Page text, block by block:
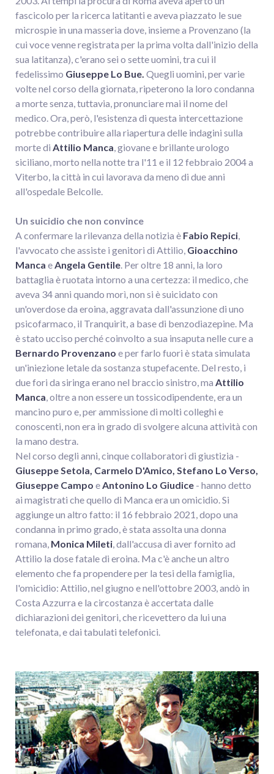
fascicolo per la ricerca latitanti e aveva piazzato le sue
microspie in una masseria dove, insieme a Provenzano (la
cui voce venne registrata per la prima volta dall'inizio della
sua latitanza), c'erano sei o sette uomini, tra cui il
fedelissimo Giuseppe Lo Bue. Quegli uomini, per varie
volte nel corso della giornata, ripeterono la loro condanna
a morte senza, tuttavia, pronunciare mai il nome del
medico. Ora, però, l'esistenza di questa intercettazione
potrebbe contribuire alla riapertura delle indagini sulla
morte di Attilio Manca, giovane e brillante urologo
siciliano, morto nella notte tra l'11 e il 12 febbraio 2004 a
Viterbo, la città in cui lavorava da meno di due anni
all'ospedale Belcolle.
Un suicidio che non convince
A confermare la rilevanza della notizia è Fabio Repici,
l'avvocato che assiste i genitori di Attilio, Gioacchino
Manca eAngela Gentile. Per oltre 18 anni, la loro
battaglia è ruotata intorno a una certezza: il medico, che
aveva 34 anni quando morì, non si è suicidato con
un'overdose da eroina, aggravata dall'assunzione di uno
psicofarmaco, il Tranquirit, a base di benzodiazepine. Ma
è stato ucciso perché coinvolto a sua insaputa nelle cure a
Bernardo Provenzano e per farlo fuori è stata simulata
un'iniezione letale da sostanza stupefacente. Del resto, i
due fori da siringa erano nel braccio sinistro, ma Attilio
Manca, oltre a non essere un tossicodipendente, era un
mancino puro e, per ammissione di molti colleghi e
conoscenti, non era in grado di svolgere alcuna attività con
la mano destra.
Nel corso degli anni, cinque collaboratori di giustizia -
Giuseppe Setola, Carmelo D'Amico, Stefano Lo Verso,
Giuseppe Campo eAntonino Lo Giudice - hanno detto
ai magistrati che quello di Manca era un omicidio. Si
aggiunge un altro fatto: il 16 febbraio 2021, dopo una
condanna in primo grado, è stata assolta una donna
romana, Monica Mileti, dall'accusa di aver fornito ad
Attilio la dose fatale di eroina. Ma c'è anche un altro
elemento che fa propendere per la tesi della famiglia,
l'omicidio: Attilio, nel giugno e nell'ottobre 2003, andò in
Costa Azzurra e la circostanza è accertata dalle
dichiarazioni dei genitori, che ricevettero da lui una
telefonata, e dai tabulati telefonici.